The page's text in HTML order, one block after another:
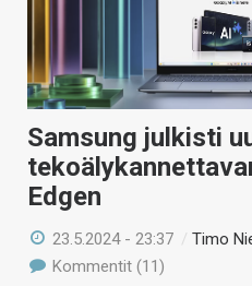
Samsung julkisti
Edgen
23.5.2024 - 23:37 /Timo
Kommentit (11)